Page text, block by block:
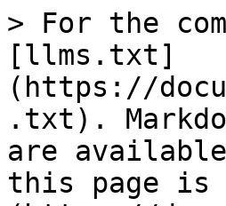
> For the
[llms.txt]
(https://
.txt).
are
this page is